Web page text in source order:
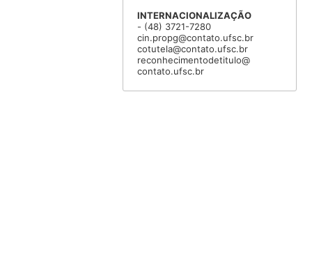
INTERNACIONALIZAÇÃO
- (48) 3721-7280
cin.propg@contato.ufsc.br
cotutela@contato.ufsc.br
reconhecimentodetitulo@
contato.ufsc.br